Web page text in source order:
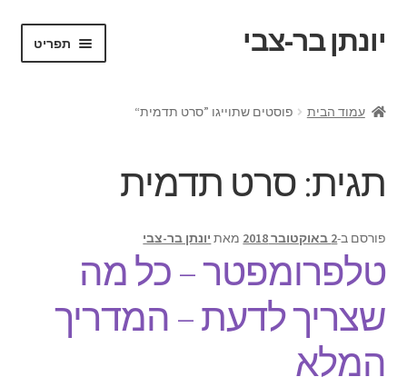
דלג
לניווט
לדלג
לתוכן
יונתן בר-צבי תפריט
Request a Quote
VR test
אודות
בלוג ומדריכים
החשבון שלי
עמוד הבית פוסטים שתוייגו ”סרט תדמית“
תגית: סרט תדמית
פורסם ב-2 באוקטובר 2018 מאת יונתן בר-צבי
טלפרומפטר – כל מה
שצריך לדעת – המדריך
המלא